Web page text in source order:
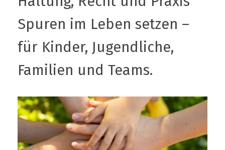
Spuren im Leben setzen –
für Kinder, Jugendliche,
Familien und Teams.